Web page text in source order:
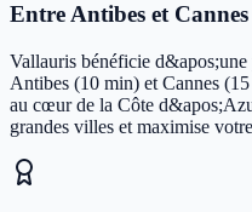
Entre Antibes et Cannes
Vallauris bénéficie
Antibes (10 min) et Cannes
au cœur de la Côte
grandes villes et maximise